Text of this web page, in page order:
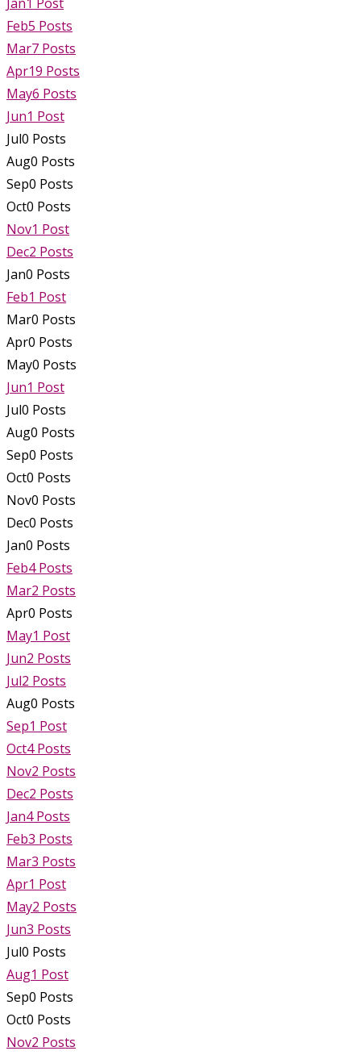
Feb5 Posts
Mar7 Posts
Apr19 Posts
May6 Posts
Jun1 Post
Jul0 Posts
Aug0 Posts
Sep0 Posts
Oct0 Posts
Nov1 Post
Dec2 Posts
Jan0 Posts
Feb1 Post
Mar0 Posts
Apr0 Posts
May0 Posts
Jun1 Post
Jul0 Posts
Aug0 Posts
Sep0 Posts
Oct0 Posts
Nov0 Posts
Dec0 Posts
Jan0 Posts
Feb4 Posts
Mar2 Posts
Apr0 Posts
May1 Post
Jun2 Posts
Jul2 Posts
Aug0 Posts
Sep1 Post
Oct4 Posts
Nov2 Posts
Dec2 Posts
Jan4 Posts
Feb3 Posts
Mar3 Posts
Apr1 Post
May2 Posts
Jun3 Posts
Jul0 Posts
Aug1 Post
Sep0 Posts
Oct0 Posts
Nov2 Posts